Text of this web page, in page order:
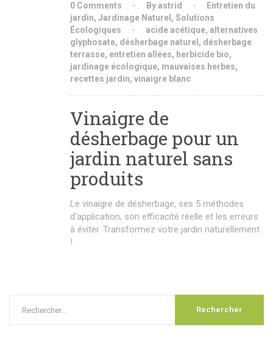
0 Comments By astrid
Entretien du
jardin, Jardinage Naturel , Solutions
Écologiques
acide acétique, alternatives
glyphosate, désherbage naturel , désherbage
terrasse, entretien allées, herbicide bio,
jardinage écologique, mauvaises herbes,
recettes jardin, vinaigre blanc
Vinaigre de
désherbage pour un
jardin naturel sans
produits
Le vinaigre de désherbage, ses 5 méthodes
d’application, son efficacité réelle et les erreurs
à éviter. Transformez votre jardin naturellement
!